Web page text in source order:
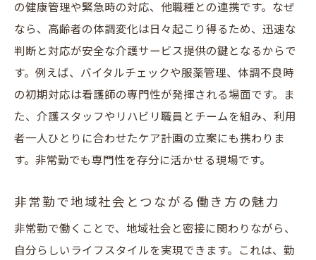
性
家庭と両立できる安城市の非常勤求人情報
家庭との両立がしやすい非常勤看護師求人
の特徴
安城の地域密着型通所介護で求められる条
件とは
柔軟な勤務時間で家庭を支える非常勤看護
地域密着型通所介護求人の最新動向を解説
の健康管理や緊急時の対応、他職種との連携です。なぜ
なら、高齢者の体調変化は日々起こり得るため、迅速な
判断と対応が安全な介護サービス提供の鍵となるからで
す。例えば、バイタルチェックや服薬管理、体調不良時
の初期対応は看護師の専門性が発揮される場面です。ま
た、介護スタッフやリハビリ職員とチームを組み、利用
者一人ひとりに合わせたケア計画の立案にも携わりま
す。非常勤でも専門性を存分に活かせる現場です。
非常勤で地域社会とつながる働き方の魅力
非常勤で働くことで、地域社会と密接に関わりながら、
自分らしいライフスタイルを実現できます。これは、勤